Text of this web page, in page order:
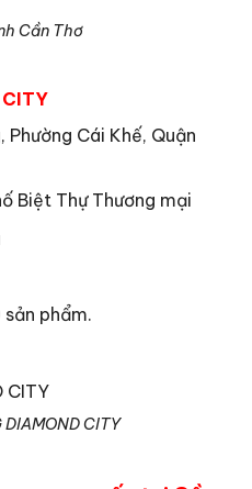
Cần Thơ
CITY
Phường Cái Khế, Quận
Biệt Thự Thương mại
phẩm.
DIAMOND CITY